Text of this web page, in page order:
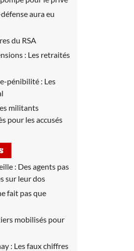
aura eu
du RSA
: Les retraités
pénibilité : Les
militants
pour les accusés
: Des agents pas
sur leur dos
fait pas que
mobilisés pour
: Les faux chiffres